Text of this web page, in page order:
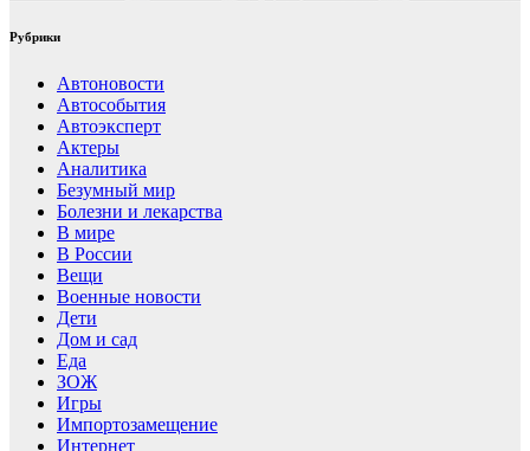
Рубрики
Автоновости
Автособытия
Автоэксперт
Актеры
Аналитика
Безумный мир
Болезни и лекарства
В мире
В России
Вещи
Военные новости
Дети
Дом и сад
Еда
ЗОЖ
Игры
Импортозамещение
Интернет